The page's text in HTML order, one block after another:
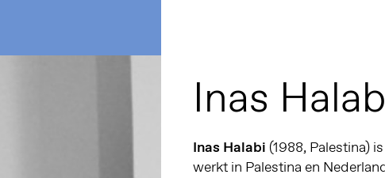
Inas
Inas Halabi (1988, Palestina)
werkt in Palestina en